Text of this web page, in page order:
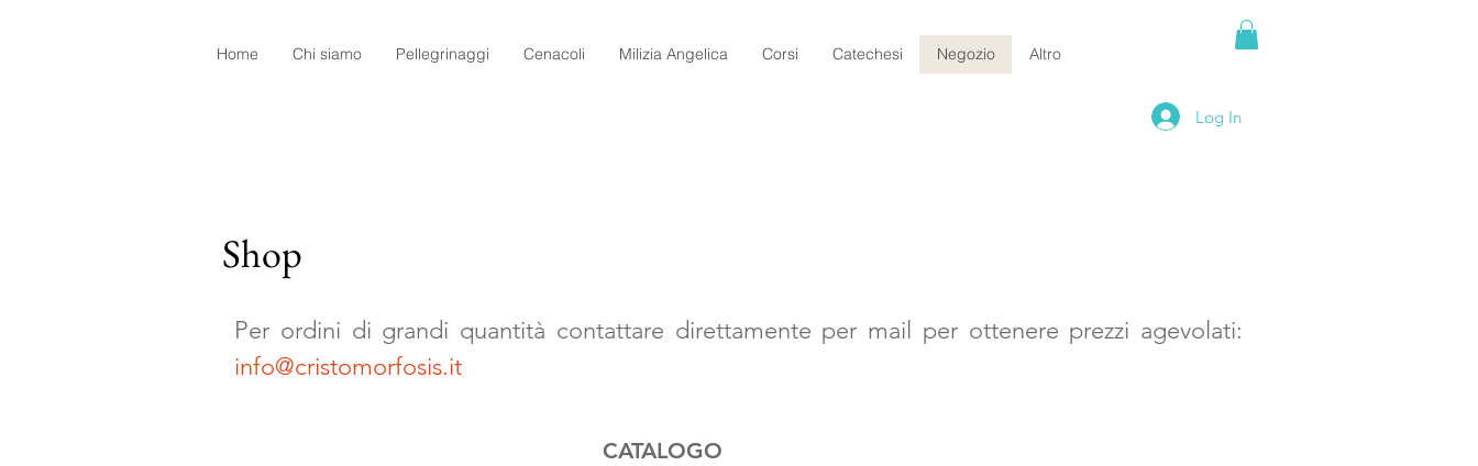
Home Chi siamo Pellegrinaggi Cenacoli Milizia Angelica Corsi Catechesi Negozio Altro
Log In
Shop
Per ordini di grandi quantità contattare direttamente per mail per ottenere prezzi agevolati:
info@cristomorfosis.it
CATALOGO